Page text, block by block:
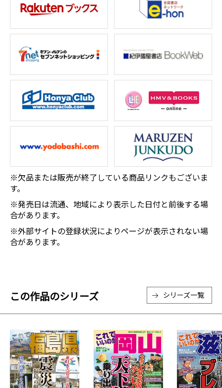
※欠品または販売が終了している商品リンクもございま
す。
※発売日は流通、地域により表示した日付と前後する場
合があります。
※外部サイトの登録状況によりページが表示されない場
合があります。
この作品のシリーズ シリーズ一覧